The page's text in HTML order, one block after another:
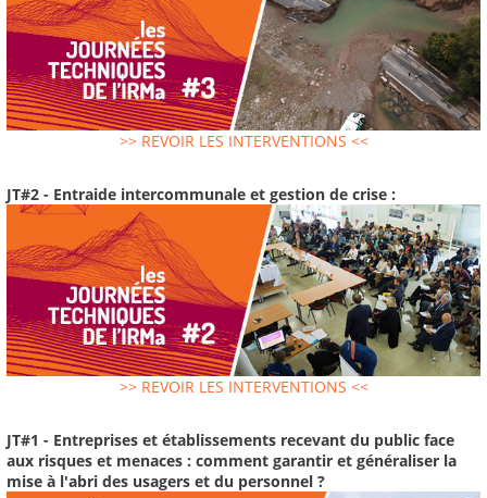
>> REVOIR LES INTERVENTIONS <<
JT#2 - Entraide intercommunale et gestion de crise :
>> REVOIR LES INTERVENTIONS <<
JT#1 - Entreprises et établissements recevant du public face
aux risques et menaces : comment garantir et généraliser la
mise à l'abri des usagers et du personnel ?